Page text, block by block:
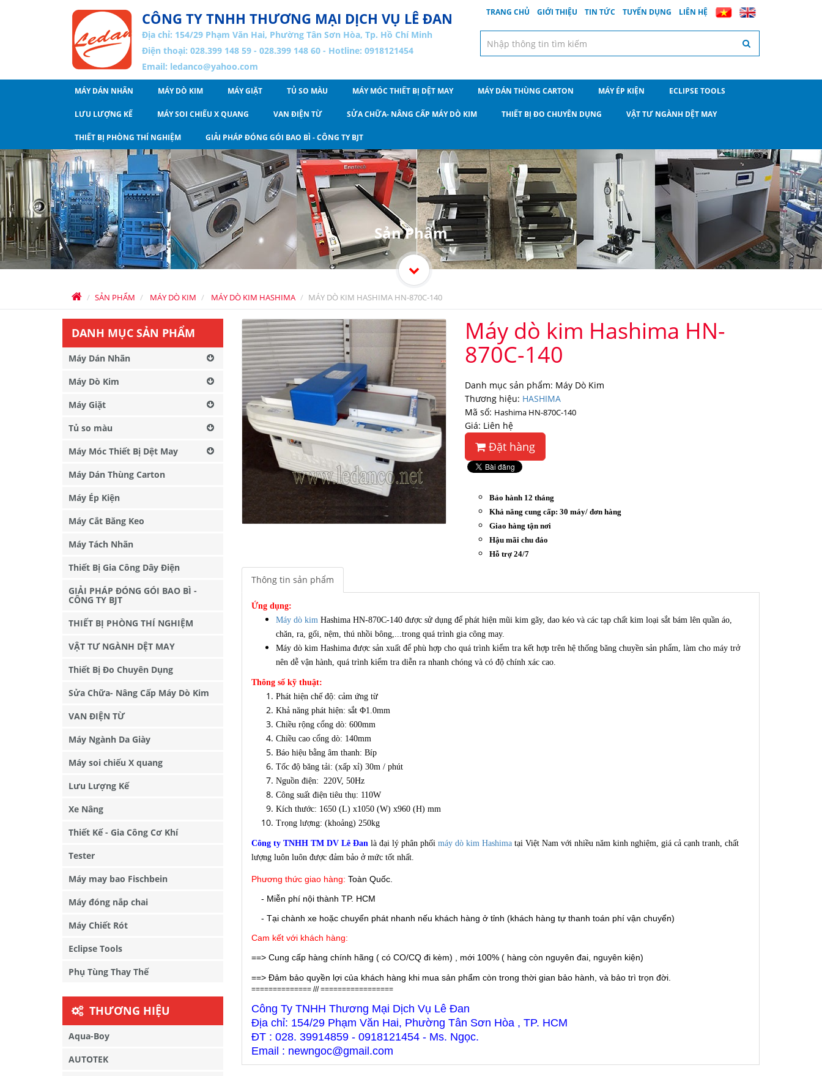
CÔNG TY TNHH THƯƠNG MẠI DỊCH VỤ LÊ ĐAN
Địa chỉ: 154/29 Phạm Văn Hai, Phường Tân Sơn Hòa, Tp. Hồ Chí Minh
Điện thoại: 028.399 148 59 - 028.399 148 60 - Hotline: 0918121454
Email: ledanco@yahoo.com
TRANG CHỦ GIỚI THIỆU TIN TỨC TUYỂN DỤNG LIÊN HỆ
MÁY DÁN NHÃN MÁY DÒ KIM MÁY GIẶT TỦ SO MÀU MÁY MÓC THIẾT BỊ DỆT MAY MÁY DÁN THÙNG CARTON MÁY ÉP KIỆN ECLIPSE TOOLS
LƯU LƯỢNG KẾ MÁY SOI CHIẾU X QUANG VAN ĐIỆN TỪ SỬA CHỮA- NÂNG CẤP MÁY DÒ KIM THIẾT BỊ ĐO CHUYÊN DỤNG VẬT TƯ NGÀNH DỆT MAY
THIẾT BỊ PHÒNG THÍ NGHIỆM GIẢI PHÁP ĐÓNG GÓI BAO BÌ - CÔNG TY BJT
SẢN PHẨM MÁY DÒ KIM MÁY DÒ KIM HASHIMA MÁY DÒ KIM HASHIMA HN-870C-140
Sản Phẩm
Máy dò kim Hashima HN-
870C-140
Danh mục sản phẩm: Máy Dò Kim
Thương hiệu: HASHIMA
Mã số: Hashima HN-870C-140
Giá: Liên hệ
Đặt hàng
Bảo hành 12 tháng
Khả năng cung cấp: 30 máy/ đơn hàng
Giao hàng tận nơi
Hậu mãi chu đáo
Hỗ trợ 24/7
Thông tin sản phẩm
Ứng dụng:
Máy dò kimHashima HN-870C-140 được sử dụng để phát hiện mũi kim gãy, dao kéo và các tạp chất kim loại sắt bám lên quần áo,
chăn, ra, gối, nệm, thú nhồi bông,...trong quá trình gia công may.
Máy dò kim Hashima được sản xuất để phù hợp cho quá trình kiểm tra kết hợp trên hệ thống băng chuyền sản phẩm, làm cho máy trở
nên dễ vận hành, quá trình kiểm tra diễn ra nhanh chóng và có độ chính xác cao.
Thông số kỹ thuật:
Phát hiện chế độ: cảm ứng từ
Khả năng phát hiện: sắt Φ1.0mm
Chiều rộng cổng dò: 600mm
Chiều cao cổng dò: 140mm
Báo hiệu bằng âm thanh: Bíp
Tốc độ băng tải: (xấp xỉ) 30m / phút
Nguồn điện: 220V, 50Hz
Công suất điện tiêu thụ: 110W
Kích thước: 1650 (L) x1050 (W) x960 (H) mm
Trọng lượng: (khoảng) 250kg
Công ty TNHH TM DV Lê Đanlà đại lý phân phối máy dò kim Hashimatại Việt Nam với nhiều năm kinh nghiệm, giá cả cạnh tranh, chất
lượng luôn luôn được đảm bảo ở mức tốt nhất.
Phương thức giao hàng: Toàn Quốc.
- Miễn phí nội thành TP. HCM
- Tại chành xe hoặc chuyển phát nhanh nếu khách hàng ở tỉnh (khách hàng tự thanh toán phí vận chuyển)
Cam kết với khách hàng:
==> Cung cấp hàng chính hãng ( có CO/CQ đi kèm) , mới 100% ( hàng còn nguyên đai, nguyên kiện)
==> Đảm bảo quyền lợi của khách hàng khi mua sản phẩm còn trong thời gian bảo hành, và bảo trì trọn đời.
============== /// =================
Công Ty TNHH Thương Mại Dịch Vụ Lê Đan
Địa chỉ: 154/29 Phạm Văn Hai, Phường Tân Sơn Hòa , TP. HCM
ĐT : 028. 39914859 - 0918121454 - Ms. Ngọc.
Email : newngoc@gmail.com
DANH MỤC SẢN PHẨM
Máy Dán Nhãn
Máy Dò Kim
Máy Giặt
Tủ so màu
Máy Móc Thiết Bị Dệt May
Máy Dán Thùng Carton
Máy Ép Kiện
Máy Cắt Băng Keo
Máy Tách Nhãn
Thiết Bị Gia Công Dây Điện
GIẢI PHÁP ĐÓNG GÓI BAO BÌ -
CÔNG TY BJT
THIẾT BỊ PHÒNG THÍ NGHIỆM
VẬT TƯ NGÀNH DỆT MAY
Thiết Bị Đo Chuyên Dụng
Sửa Chữa- Nâng Cấp Máy Dò Kim
VAN ĐIỆN TỪ
Máy Ngành Da Giày
Máy soi chiếu X quang
Lưu Lượng Kế
Xe Nâng
Thiết Kế - Gia Công Cơ Khí
Tester
Máy may bao Fischbein
Máy đóng nắp chai
Máy Chiết Rót
Eclipse Tools
Phụ Tùng Thay Thế
THƯƠNG HIỆU
Aqua-Boy
AUTOTEK